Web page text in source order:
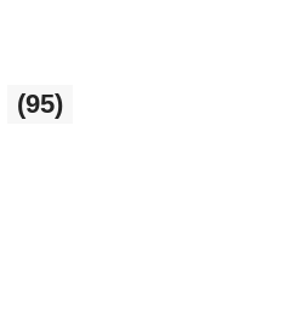
(95)